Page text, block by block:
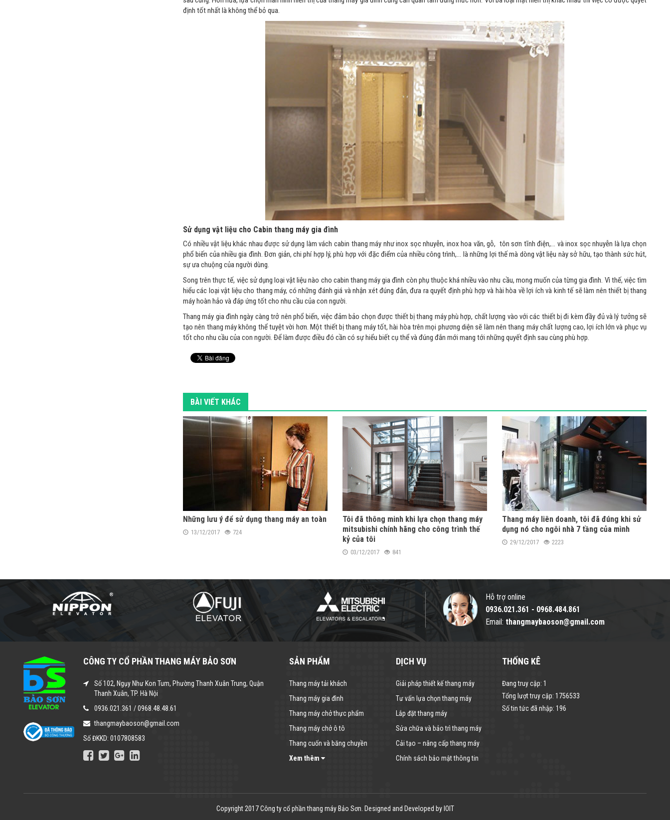
định tốt nhất là không thể bỏ qua.
Sử dụng vật liệu cho Cabin thang máy gia đình
Có nhiều vật liệu khác nhau được sử dụng làm vách cabin thang máy như inox sọc nhuyễn, inox hoa văn, gỗ, tôn sơn tĩnh điện,… và inox sọc nhuyễn là lựa chọn
phổ biến của nhiều gia đình. Đơn giản, chi phí hợp lý, phù hợp với đặc điểm của nhiều công trình,… là những lợi thế mà dòng vật liệu này sở hữu, tạo thành sức hút,
sự ưa chuộng của người dùng.
Song trên thực tế, việc sử dụng loại vật liệu nào cho cabin thang máy gia đình còn phụ thuộc khá nhiều vào nhu cầu, mong muốn của từng gia đình. Vì thế, việc tìm
hiểu các loại vật liệu cho thang máy, có những đánh giá và nhận xét đúng đắn, đưa ra quyết định phù hợp và hài hòa về lợi ích và kinh tế sẽ làm nên thiết bị thang
máy hoàn hảo và đáp ứng tốt cho nhu cầu của con người.
Thang máy gia đình ngày càng trở nên phổ biến, việc đảm bảo chọn được thiết bị thang máy phù hợp, chất lượng vào với các thiết bị đi kèm đầy đủ và lý tưởng sẽ
tạo nên thang máy không thể tuyệt vời hơn. Một thiết bị thang máy tốt, hài hòa trên mọi phương diện sẽ làm nên thang máy chất lượng cao, lợi ích lớn và phục vụ
tốt cho nhu cầu của con người. Để làm được điều đó cần có sự hiểu biết cụ thể và đúng đắn mới mang tới những quyết định sau cùng phù hợp.
BÀI VIẾT KHÁC
Những lưu ý để sử dụng thang máy an toàn
13/12/2017 724
Tôi đã thông minh khi lựa chọn thang máy
mitsubishi chính hãng cho công trình thế
kỷ của tôi
03/12/2017 841
Thang máy liên doanh, tôi đã đúng khi sử
dụng nó cho ngôi nhà 7 tầng của mình
29/12/2017 2223
Hỗ trợ online
0936.021.361 - 0968.484.861
Email: thangmaybaoson@gmail.com
CÔNG TY CỔ PHẦN THANG MÁY BẢO SƠN
Số 102, Ngụy Như Kon Tum, Phường Thanh Xuân Trung, Quận
Thanh Xuân, TP. Hà Nội
0936.021.361 /0968.48.48.61
thangmaybaoson@gmail.com
Số ĐKKD: 0107808583
SẢN PHẨM
Thang máy tải khách
Thang máy gia đình
Thang máy chở thực phẩm
Thang máy chở ô tô
Thang cuốn và băng chuyền
Xem thêm
DỊCH VỤ
Giải pháp thiết kế thang máy
Tư vấn lựa chọn thang máy
Lắp đặt thang máy
Sửa chữa và bảo trì thang máy
Cải tạo – nâng cấp thang máy
Chính sách bảo mật thông tin
THỐNG KÊ
Đang truy cập: 1
Tổng lượt truy cập: 1756533
Số tin tức đã nhập: 196
Copyright 2017 Công ty cổ phần thang máy Bảo Sơn. Designed and Developed by IOIT